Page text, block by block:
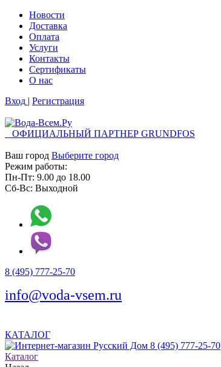
Новости
Доставка
Оплата
Услуги
Контакты
Cертификаты
О нас
Вход | Регистрация
ОФИЦИАЛЬНЫЙ ПАРТНЕР GRUNDFOS
Ваш город Выберите город
Режим работы:
Пн-Пт: 9.00 до 18.00
Сб-Вс: Выходной
8 (495) 777-25-70
info@voda-vsem.ru
КАТАЛОГ
8 (495) 777-25-70
Каталог